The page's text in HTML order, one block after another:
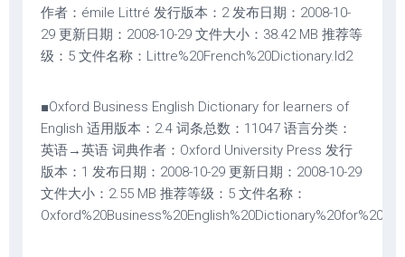
作者：émile Littré 发行版本：2 发布日期：2008-10-
29 更新日期：2008-10-29 文件大小：38.42 MB 推荐等
级：5 文件名称：Littre%20French%20Dictionary.ld2
■Oxford Business English Dictionary for learners of
English 适用版本：2.4 词条总数：11047 语言分类：
英语→英语 词典作者：Oxford University Press 发行
版本：1 发布日期：2008-10-29 更新日期：2008-10-29
文件大小：2.55 MB 推荐等级：5 文件名称：